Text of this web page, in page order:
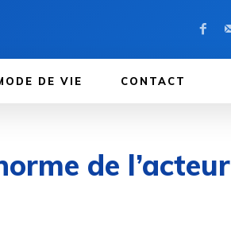
DE VIE CONTACT
de l’acteur